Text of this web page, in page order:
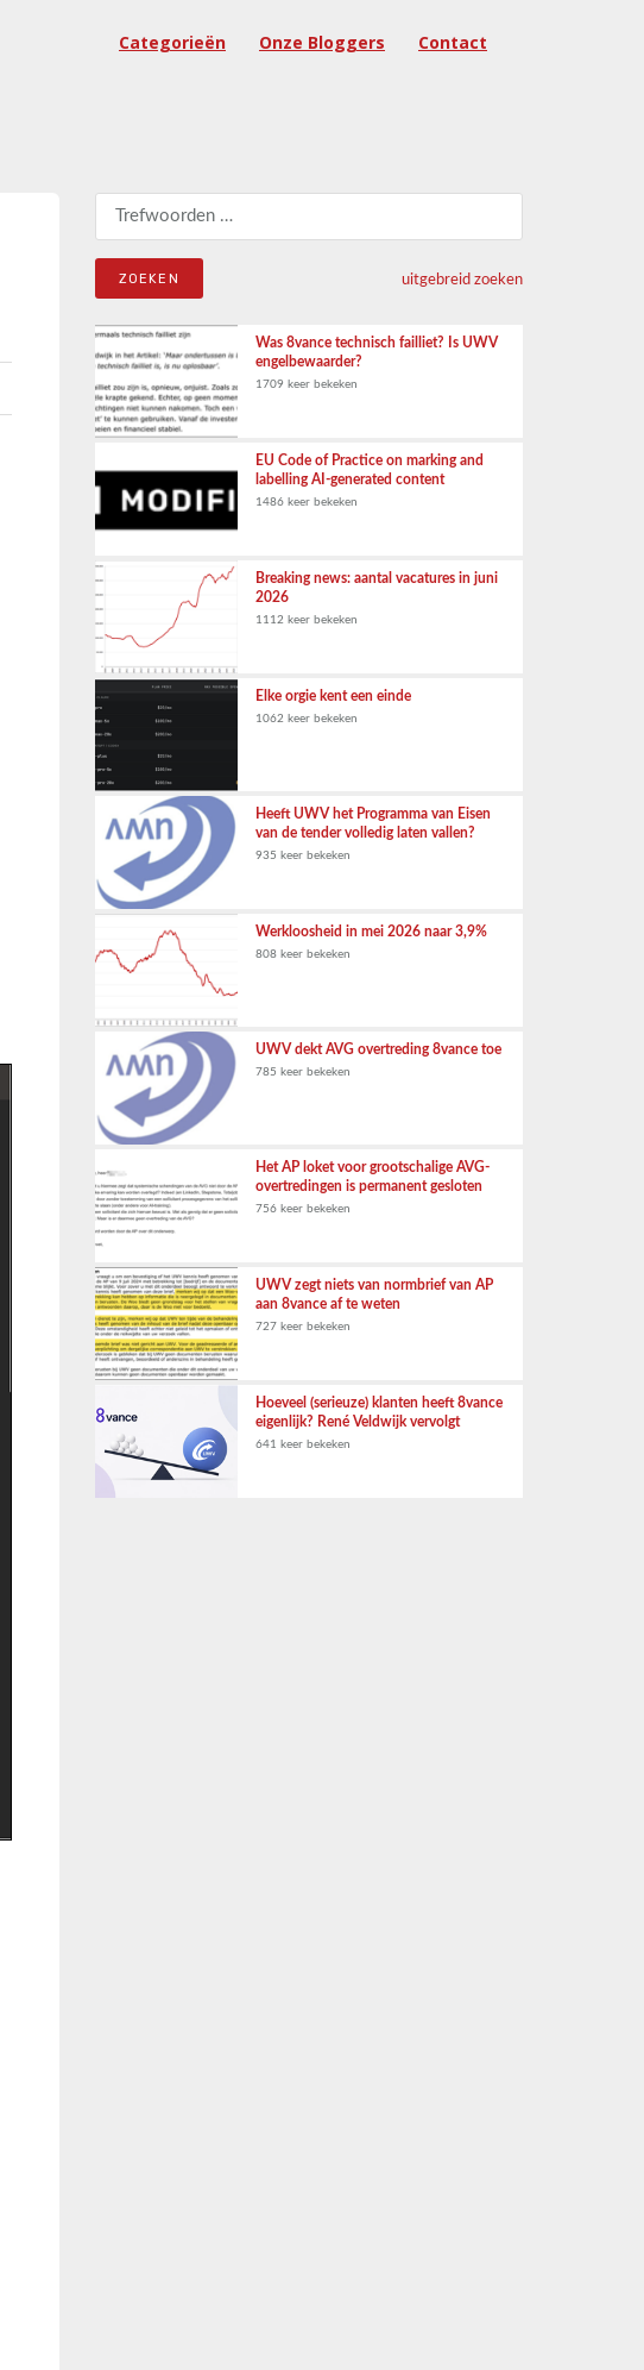
Categorieën Onze Bloggers Contact
Zoeken naar:
uitgebreid zoeken
Was 8vance technisch failliet? Is UWV
engelbewaarder?
1709 keer bekeken
EU Code of Practice on marking and
labelling AI-generated content
1486 keer bekeken
Breaking news: aantal vacatures in juni
2026
1112 keer bekeken
Elke orgie kent een einde
1062 keer bekeken
Heeft UWV het Programma van Eisen
van de tender volledig laten vallen?
935 keer bekeken
Werkloosheid in mei 2026 naar 3,9%
808 keer bekeken
UWV dekt AVG overtreding 8vance toe
785 keer bekeken
Het AP loket voor grootschalige AVG-
overtredingen is permanent gesloten
756 keer bekeken
UWV zegt niets van normbrief van AP
aan 8vance af te weten
727 keer bekeken
Hoeveel (serieuze) klanten heeft 8vance
eigenlijk? René Veldwijk vervolgt
641 keer bekeken